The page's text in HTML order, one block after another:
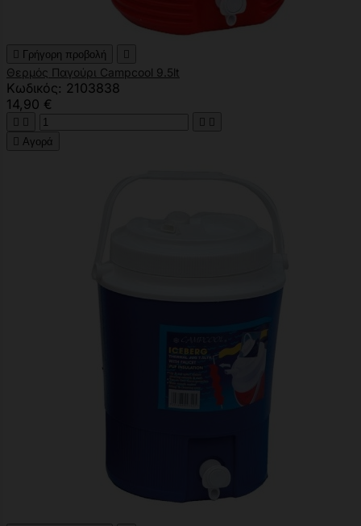
 Γρήγορη προβολή 
Θερμός Παγούρι Campcool 9.5lt
Κωδικός: 2103838
14,90 €
   
 Αγορά